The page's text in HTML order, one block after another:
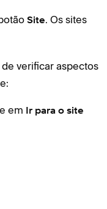
Site. Os sites
verificar aspectos
em Ir para o site